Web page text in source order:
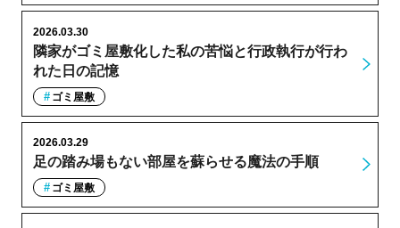
隣家がゴミ屋敷化した私の苦悩と行政執行が行わ
れた日の記憶
2026.03.30
ゴミ屋敷
足の踏み場もない部屋を蘇らせる魔法の手順
2026.03.29
ゴミ屋敷